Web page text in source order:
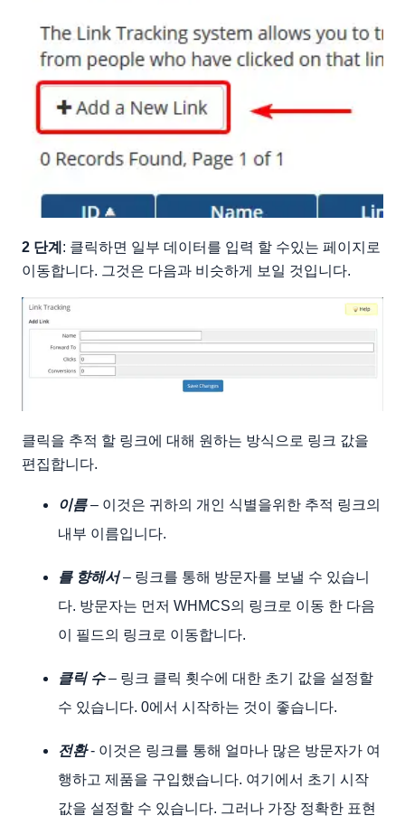
2 단계 : 클릭하면 일부 데이터를 입력 할 수있는 페이지로
이동합니다. 그것은 다음과 비슷하게 보일 것입니다.
클릭을 추적 할 링크에 대해 원하는 방식으로 링크 값을
편집합니다.
이름– 이것은 귀하의 개인 식별을위한 추적 링크의
내부 이름입니다.
를 향해서– 링크를 통해 방문자를 보낼 수 있습니
다. 방문자는 먼저 WHMCS의 링크로 이동 한 다음
이 필드의 링크로 이동합니다.
클릭 수– 링크 클릭 횟수에 대한 초기 값을 설정할
수 있습니다. 0에서 시작하는 것이 좋습니다.
전환- 이것은 링크를 통해 얼마나 많은 방문자가 여
행하고 제품을 구입했습니다. 여기에서 초기 시작
값을 설정할 수 있습니다. 그러나 가장 정확한 표현